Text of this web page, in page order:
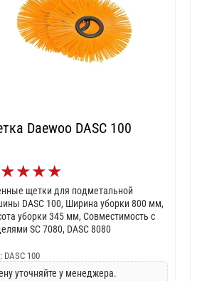
Daewoo DASC 100
★★★★
щетки для подметальной
DASС 100, Ширина уборки 800 мм,
уборки 345 мм, Совместимость с
SC 7080, DASC 8080
DASC 100
уточняйте у менеджера.